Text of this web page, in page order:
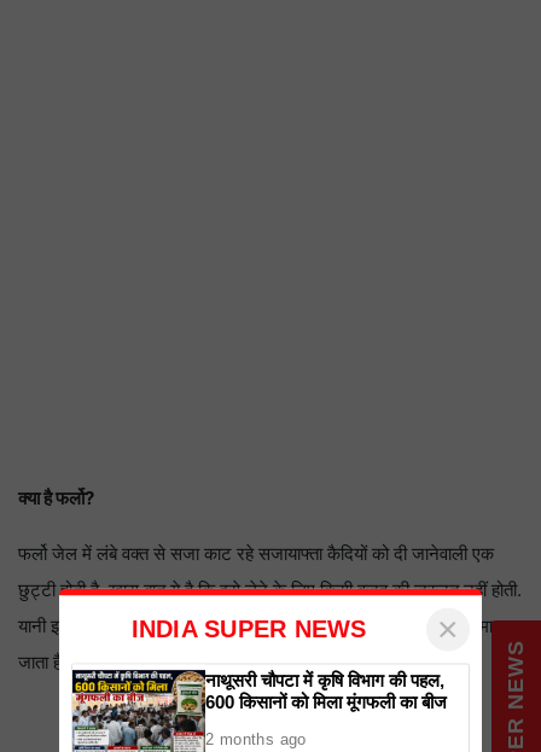
क्या है फर्लो?
फर्लो जेल में लंबे वक्त से सजा काट रहे सजायाफ्ता कैदियों को दी जानेवाली एक
छुट्टी होती है. खास बात ये है कि इसे लेने के लिए किसी वजह की ज़रूरत नहीं होती.
यानी इसका वजह से कोई सीधा लेना देना नहीं है. इसे एक कैदी का अधिकार माना
जाता है. जेल की रिपोर्ट के आधार पर सरकार इसे मंजूर या नामंजूर करती है
INDIA SUPER NEWS ×
नाथूसरी चौपटा में कृषि विभाग की पहल,
600 किसानों को मिला मूंगफली का बीज
2 months ago